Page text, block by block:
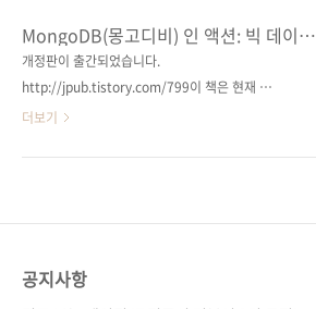
원 ISBN 978-89-94506-55-5 부가기호:
93560 키워드 인덱스, 데이터 모델링, 테이블
설계, 정규화 이론, 복제, 트랜잭션, ..
이터베이스와 관련된 기본 지식과 MySQL이나
오라클 등 DBMS에 관련된 지식도 있어야 할 겁
니다. 오늘 소개해드릴 책은 일본 기술평론사에
ベース技術[実践]入門)]이란 책입니다. 번역서
명은 [웹 프로그래머를 위한 데이터베이스를 지
은 아래의 저자 ..
MongoDB(몽고디비) 인 액션: 빅 데이터
시대의 최고의 NoSQL 데이터베이스
개정판이 출간되었습니다.
http://jpub.tistory.com/799이 책은 현재 절
판입니다. 그간 읽어주신 분들께 감사드립니다.
(Kyle Banker) 역자명 차건회 시리즈
더보기
공지사항